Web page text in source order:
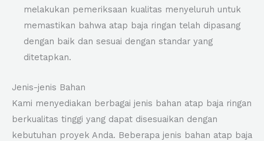
melakukan pemeriksaan kualitas menyeluruh untuk
memastikan bahwa atap baja ringan telah dipasang
dengan baik dan sesuai dengan standar yang
ditetapkan.
Jenis-jenis Bahan
Kami menyediakan berbagai jenis bahan atap baja ringan
berkualitas tinggi yang dapat disesuaikan dengan
kebutuhan proyek Anda. Beberapa jenis bahan atap baja